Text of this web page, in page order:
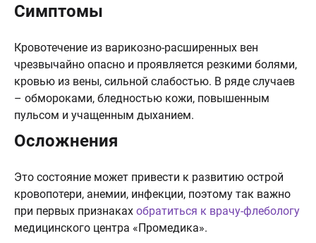
Симптомы
Кровотечение из варикозно-расширенных вен
чрезвычайно опасно и проявляется резкими болями,
кровью из вены, сильной слабостью. В ряде случаев
– обмороками, бледностью кожи, повышенным
пульсом и учащенным дыханием.
Осложнения
Это состояние может привести к развитию острой
кровопотери, анемии, инфекции, поэтому так важно
при первых признаках обратиться к врачу-флебологу
медицинского центра «Промедика».